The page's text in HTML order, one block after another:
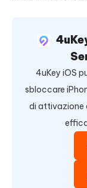
4uKey iOS
sbloccare
di attivazione